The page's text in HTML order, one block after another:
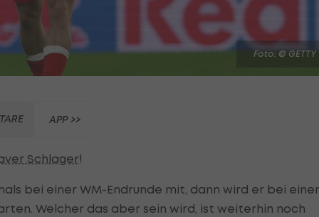
Foto: © GETTY
APP >>
Schlager!
bei einer WM-Endrunde mit, dann wird er bei
Welcher das aber sein wird, ist weiterhin noch